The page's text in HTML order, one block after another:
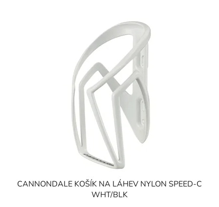
CANNONDALE KOŠÍK NA LÁHEV NYLON SPEED-C
WHT/BLK